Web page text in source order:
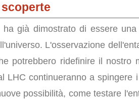
già dimostrato di essere
L'osservazione
potrebbero ridefinire il nostro
LHC continueranno a spingere
possibilità, come testare